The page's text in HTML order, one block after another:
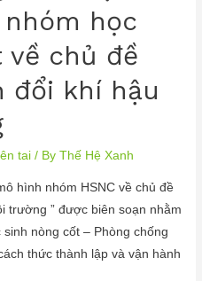
học
về chủ đề
đổi khí hậu
tai / ByThế Hệ Xanh
hình nhóm HSNC về chủ đề
trường ” được biên soạn nhằm
nòng cốt – Phòng chống
thức thành lập và vận hành